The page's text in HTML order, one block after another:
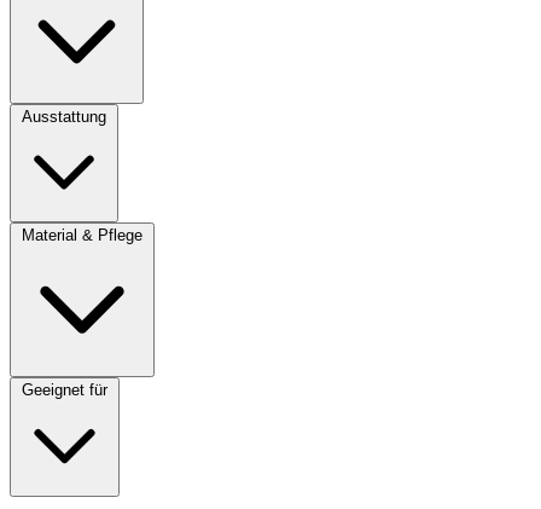
Ausstattung
Material & Pflege
Geeignet für